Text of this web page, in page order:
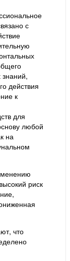
с
знаний,
действия
к
для
любой
на
риск
что